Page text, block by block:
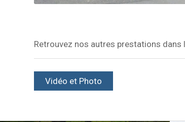
Retrouvez nos autres prestations
Vidéo et Photo